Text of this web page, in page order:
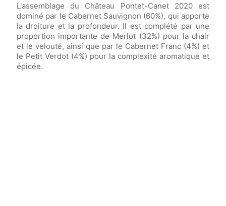
L'assemblage du Château Pontet-Canet 2020 est
dominé par le Cabernet Sauvignon (60%), qui apporte
la droiture et la profondeur. Il est complété par une
proportion importante de Merlot (32%) pour la chair
et le velouté, ainsi que par le Cabernet Franc (4%) et
le Petit Verdot (4%) pour la complexité aromatique et
épicée.